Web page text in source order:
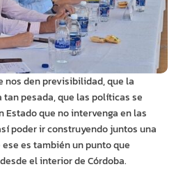
nos den previsibilidad, que la
pesada, que las políticas se
Estado que no intervenga en las
poder ir construyendo juntos una
es también un punto que
el interior de Córdoba.